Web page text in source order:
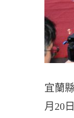
宜蘭
月20